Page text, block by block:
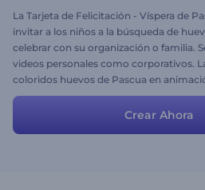
La Tarjeta de Felicitación - Víspera de
invitar a los niños a la búsqueda de
celebrar con su organización o familia.
videos personales como corporativos.
coloridos huevos de Pascua en
archivos y textos. ¡Pruébelo hoy mismo!
Crear Ahora